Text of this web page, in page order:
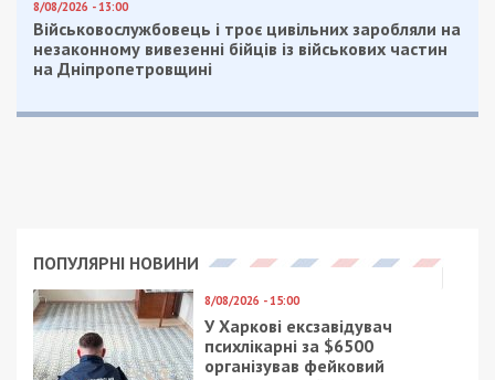
8/08/2026 - 13:00
Військовослужбовець і троє цивільних заробляли на
незаконному вивезенні бійців із військових частин
на Дніпропетровщині
ПОПУЛЯРНІ НОВИНИ
8/08/2026 - 15:00
У Харкові ексзавідувач
психлікарні за $6500
організував фейковий